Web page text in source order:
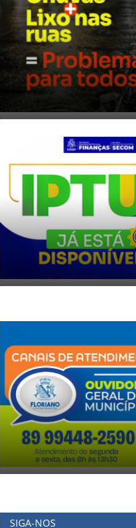
SIGA-NOS